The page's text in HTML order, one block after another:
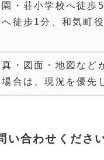
園・荘小学校へ徒歩
へ徒歩1分、和気町
真・図面・地図など
場合は、現況を優先
い合わせくださ